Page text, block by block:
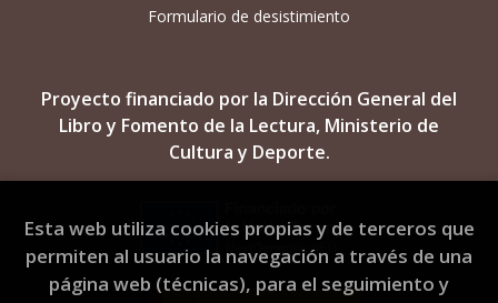
Formulario de desistimiento
Proyecto financiado por la Dirección General del
Libro y Fomento de la Lectura, Ministerio de
Cultura y Deporte.
Esta web utiliza cookies propias y de terceros que
permiten al usuario la navegación a través de una
página web (técnicas), para el seguimiento y